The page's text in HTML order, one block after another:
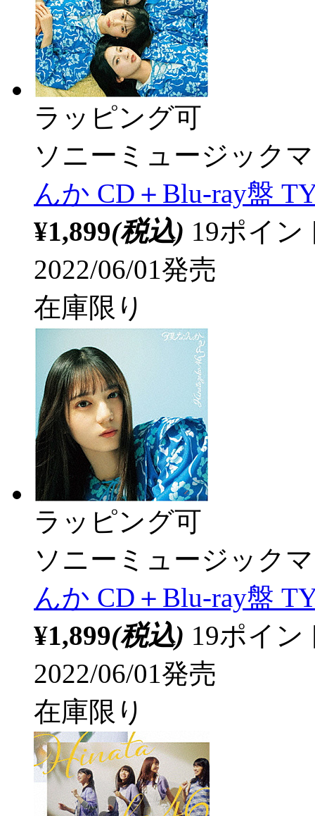
ラッピング可
ソニーミュージック
んか CD＋Blu-ray盤
¥1,899(税込) 19ポイ
2022/06/01発売
在庫限り
ラッピング可
ソニーミュージック
んか CD＋Blu-ray盤
¥1,899(税込) 19ポイ
2022/06/01発売
在庫限り